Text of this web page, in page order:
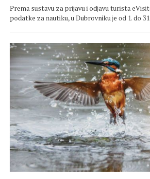
Prema sustavu za prijavu i odjavu turista
podatke za nautiku, u Dubrovniku je od 1. do